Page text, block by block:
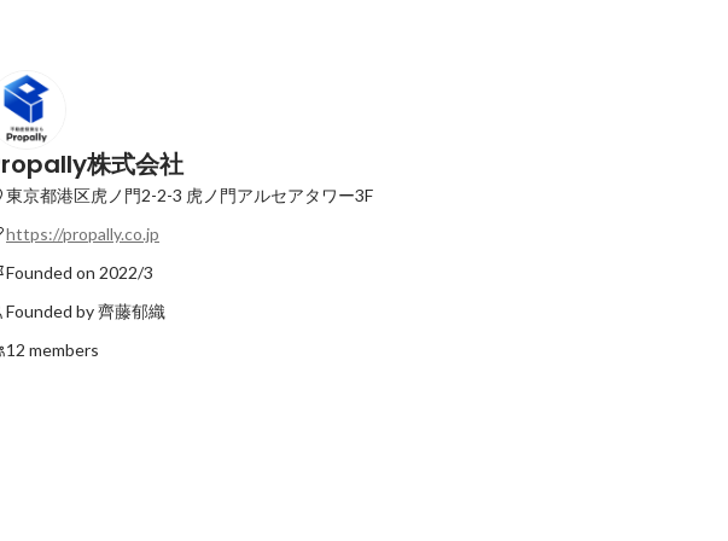
株式会社
東京都港区虎ノ門2-2-3 虎ノ門アルセアタワー3F
https://propally.co.jp
Founded on 2022/3
Founded by 齊藤郁織
12 members